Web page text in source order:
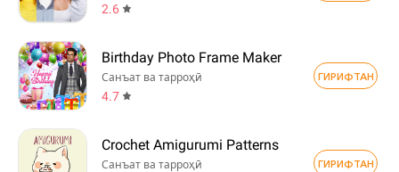
2.6
Birthday Photo Frame Maker
Санъат ва тарроҳӣ
4.7
ГИРИФТАН
Crochet Amigurumi Patterns
Санъат ва тарроҳӣ ГИРИФТАН